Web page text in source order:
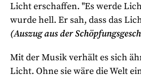
Licht erschaffen. "Es werde
wurde hell. Er sah, dass das
(Auszug aus der
Mit der Musik verhält es sich
Licht. Ohne sie wäre die Welt